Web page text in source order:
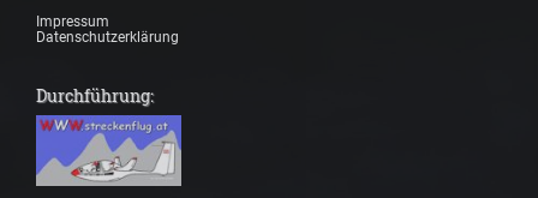
Impressum
Datenschutzerklärung
Durchführung: